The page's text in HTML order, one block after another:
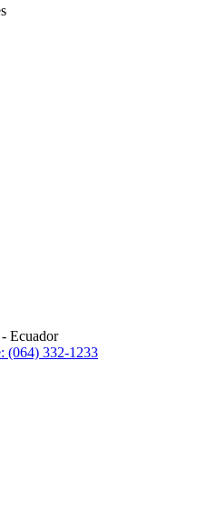
Ecuador
(064) 332-1233